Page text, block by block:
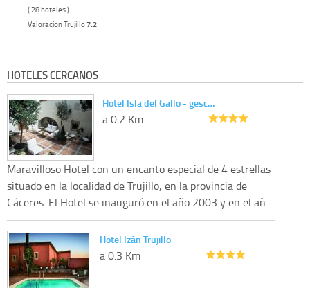
( 28 hoteles )
Valoracion Trujillo7.2
HOTELES CERCANOS
Hotel Isla del Gallo - gesc…
a 0.2 Km
Maravilloso Hotel con un encanto especial de 4 estrellas
situado en la localidad de Trujillo, en la provincia de
Cáceres. El Hotel se inauguró en el año 2003 y en el añ...
Hotel Izán Trujillo
a 0.3 Km